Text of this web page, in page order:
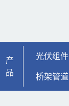
产
品
光伏组件
桥架管道